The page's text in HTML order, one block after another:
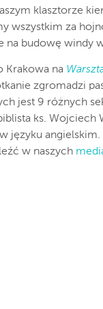
klasztorze
wszystkim za
na budowę windy
Krakowa na
zgromadzi
jest 9 różnych
ks. Wojciech
języku
w naszych